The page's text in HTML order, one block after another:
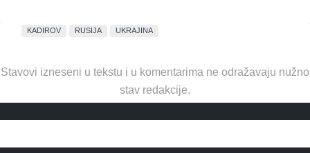
KADIROV RUSIJA UKRAJINA
Stavovi izneseni u tekstu i u komentarima ne odražavaju nužno
stav redakcije.